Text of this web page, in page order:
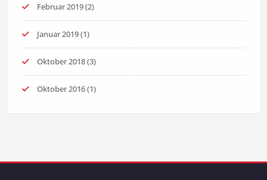
Februar 2019(2)
Januar 2019(1)
Oktober 2018(3)
Oktober 2016(1)